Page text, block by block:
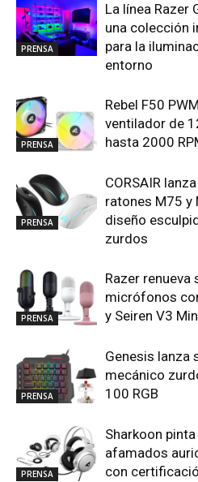
PRENSA
La línea Razer
una colección
para la
entorno
PRENSA
Rebel F50
ventilador de
hasta 2000
PRENSA
CORSAIR
ratones M75 y
diseño
zurdos
PRENSA
Razer renueva
micrófonos
y Seiren V3
PRENSA
Genesis lanza
mecánico
100 RGB
PRENSA
Sharkoon
afamados
con